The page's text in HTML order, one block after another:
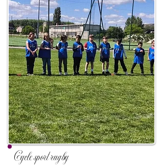
Cycle sport rugby